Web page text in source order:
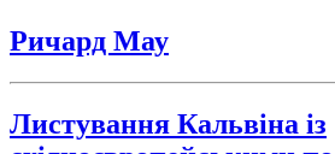
Ричард Мау
Листування Кальвіна із